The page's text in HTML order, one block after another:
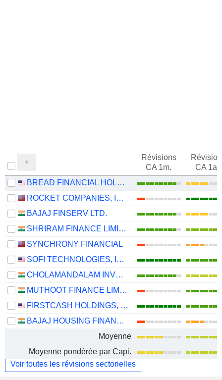
Révisions
CA 1m.
CA 1an
BREAD FINANCIAL HOLDINGS, INC.
ROCKET COMPANIES, INC.
BAJAJ FINSERV LTD.
SHRIRAM FINANCE LIMITED
SYNCHRONY FINANCIAL
SOFI TECHNOLOGIES, INC.
CHOLAMANDALAM INVESTMENT AND FINANCE COMPANY LIMITED
MUTHOOT FINANCE LIMITED
FIRSTCASH HOLDINGS, INC.
BAJAJ HOUSING FINANCE LIMITED
Moyenne
Moyenne pondérée par Capi.
Voir toutes les révisions sectorielles